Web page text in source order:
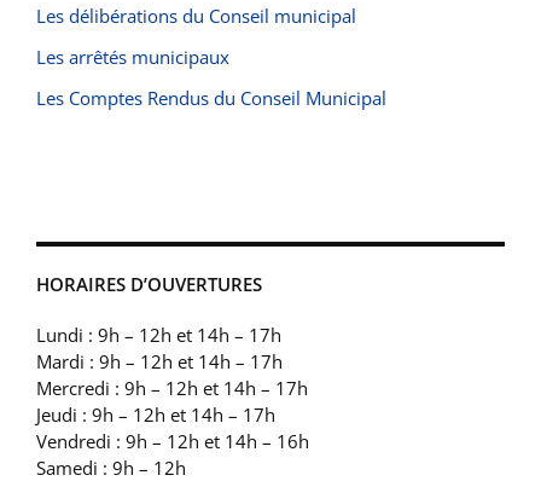
Les délibérations du Conseil municipal
Les arrêtés municipaux
Les Comptes Rendus du Conseil Municipal
HORAIRES D’OUVERTURES
Lundi : 9h – 12h et 14h – 17h
Mardi : 9h – 12h et 14h – 17h
Mercredi : 9h – 12h et 14h – 17h
Jeudi : 9h – 12h et 14h – 17h
Vendredi : 9h – 12h et 14h – 16h
Samedi : 9h – 12h